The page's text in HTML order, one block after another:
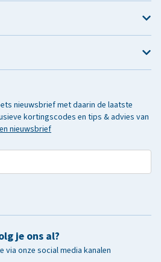
nieuwsbrief met daarin de laatste
kortingscodes en tips & advies van
nieuwsbrief
je ons al?
via onze social media kanalen